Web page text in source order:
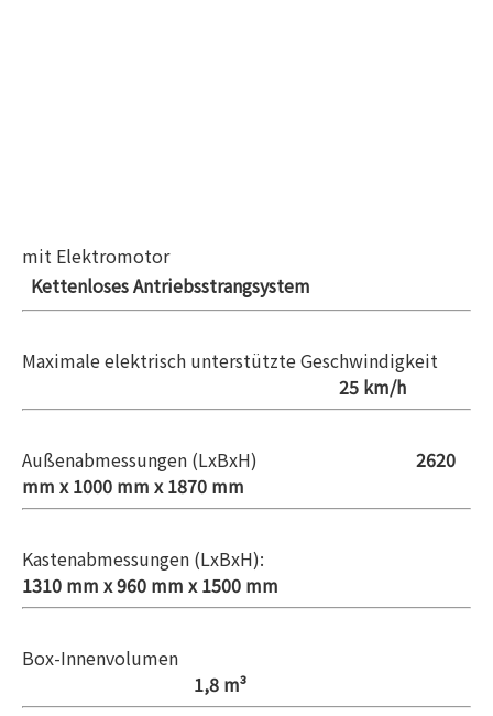
mit Elektromotor
Kettenloses Antriebsstrangsystem
Maximale elektrisch unterstützte Geschwindigkeit
25 km/h
Außenabmessungen (LxBxH)
2620
mm x 1000 mm x 1870 mm
Kastenabmessungen (LxBxH):
1310 mm x 960 mm x 1500 mm
Box-Innenvolumen
1,8 m³